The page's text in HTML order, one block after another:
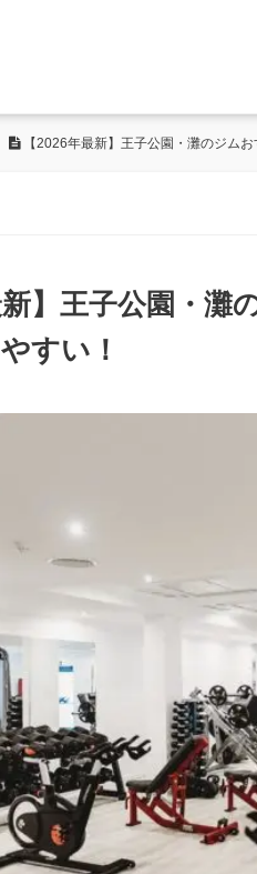
【2026年最新】王子公園・灘のジム
新】王子公園・
すい！